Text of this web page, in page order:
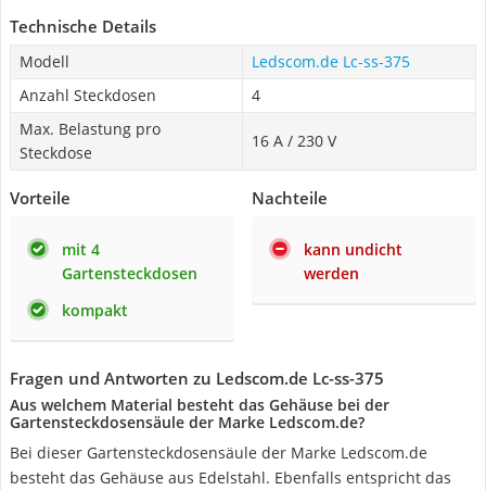
Technische Details
Modell
Ledscom.de Lc-ss-375
Anzahl Steckdosen
4
Max. Belastung pro
Steckdose
16 A / 230 V
Vorteile
mit 4
Gartensteckdosen
kompakt
Nachteile
kann undicht
werden
Fragen und Antworten zu Ledscom.de Lc-ss-375
Aus welchem Material besteht das Gehäuse bei der
Gartensteckdosensäule der Marke Ledscom.de?
Bei dieser Gartensteckdosensäule der Marke Ledscom.de
besteht das Gehäuse aus Edelstahl. Ebenfalls entspricht das